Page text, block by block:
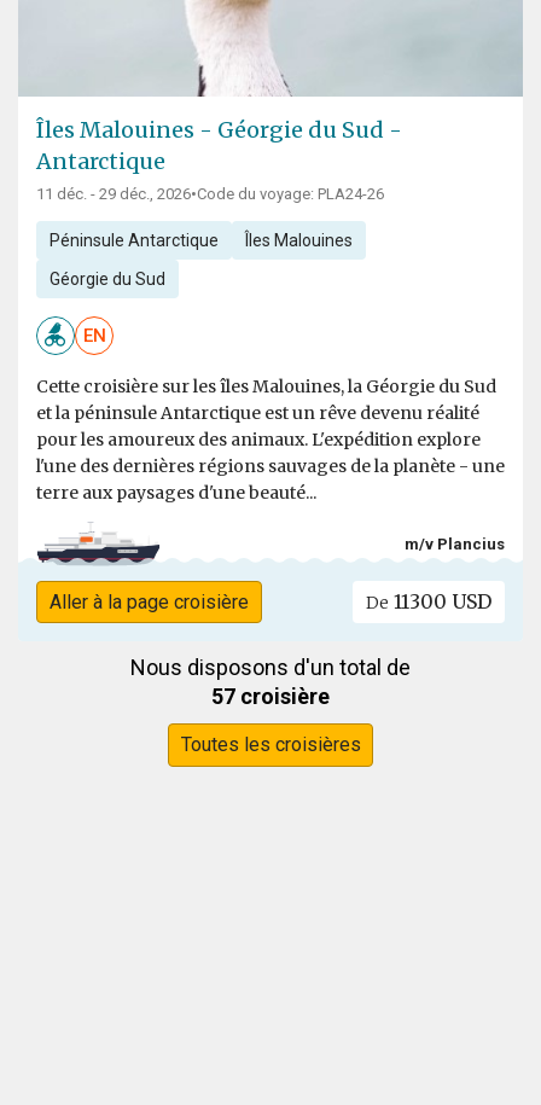
Îles Malouines - Géorgie du Sud -
Antarctique
11 déc. - 29 déc., 2026•Code du voyage: PLA24-26
Péninsule Antarctique Îles Malouines
Géorgie du Sud
EN
Cette croisière sur les îles Malouines, la Géorgie du Sud
et la péninsule Antarctique est un rêve devenu réalité
pour les amoureux des animaux. L'expédition explore
l'une des dernières régions sauvages de la planète - une
terre aux paysages d'une beauté...
m/v Plancius
Aller à la page croisière De 11300 USD
Nous disposons d'un total de
57 croisière
Toutes les croisières